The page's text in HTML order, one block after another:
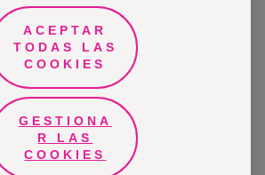
productos, servicios y soluciones. Nuestro
por el bienestar en beneficio de
cuidadores, clientes y la sociedad en
aproximadamente 150 países bajo las
TENA y Tork, así como otras marcas
JOBST, Knix, Leukoplast, Libero, Libresse,
Saba, Tempo, TOM Organic y Zewa. En
de aproximadamente 13 mil millones de
personas. La sede de la compañía está
Suecia, y Essity cotiza en Nasdaq Estocolmo.
www.essity.com.
ACEPTAR
TODAS LAS
COOKIES
GESTIONA
R LAS
COOKIES